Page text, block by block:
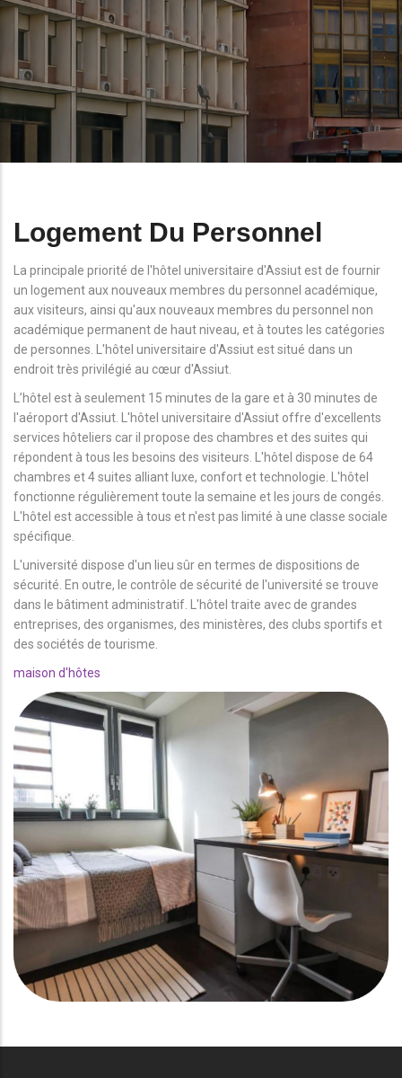
Logement Du Personnel
La principale priorité de l'hôtel universitaire d'Assiut est de fournir
un logement aux nouveaux membres du personnel académique,
aux visiteurs, ainsi qu'aux nouveaux membres du personnel non
académique permanent de haut niveau, et à toutes les catégories
de personnes. L'hôtel universitaire d'Assiut est situé dans un
endroit très privilégié au cœur d'Assiut.
L’hôtel est à seulement 15 minutes de la gare et à 30 minutes de
l'aéroport d'Assiut. L'hôtel universitaire d'Assiut offre d'excellents
services hôteliers car il propose des chambres et des suites qui
répondent à tous les besoins des visiteurs. L'hôtel dispose de 64
chambres et 4 suites alliant luxe, confort et technologie. L'hôtel
fonctionne régulièrement toute la semaine et les jours de congés.
L'hôtel est accessible à tous et n'est pas limité à une classe sociale
spécifique.
L'université dispose d'un lieu sûr en termes de dispositions de
sécurité. En outre, le contrôle de sécurité de l'université se trouve
dans le bâtiment administratif. L'hôtel traite avec de grandes
entreprises, des organismes, des ministères, des clubs sportifs et
des sociétés de tourisme.
maison d'hôtes